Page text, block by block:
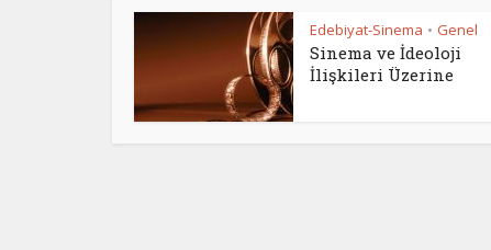
Edebiyat-Sinema • Genel
Sinema ve İdeoloji
İlişkileri Üzerine